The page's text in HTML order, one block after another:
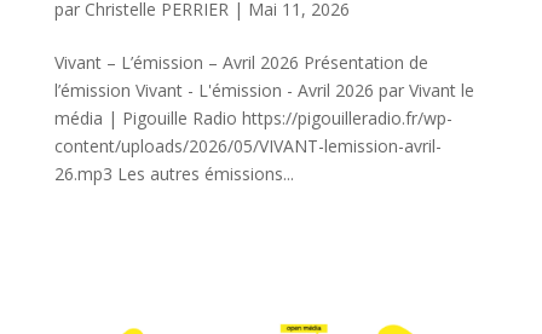
par Christelle PERRIER | Mai 11, 2026
Vivant – L’émission – Avril 2026 Présentation de
l’émission Vivant - L'émission - Avril 2026 par Vivant le
média | Pigouille Radio https://pigouilleradio.fr/wp-
content/uploads/2026/05/VIVANT-lemission-avril-
26.mp3 Les autres émissions...